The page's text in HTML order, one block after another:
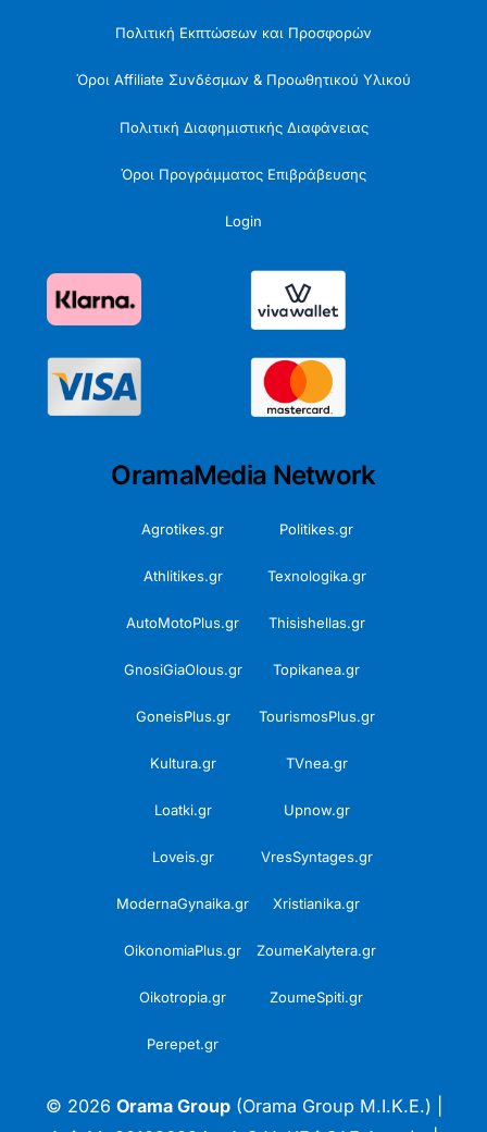
Πολιτική Εκπτώσεων και Προσφορών
Όροι Affiliate Συνδέσμων & Προωθητικού Υλικού
Πολιτική Διαφημιστικής Διαφάνειας
Όροι Προγράμματος Επιβράβευσης
Login
OramaMedia Network
Agrotikes.gr Politikes.gr
Athlitikes.gr Texnologika.gr
AutoMotoPlus.gr Thisishellas.gr
GnosiGiaOlous.gr Topikanea.gr
GoneisPlus.gr TourismosPlus.gr
Kultura.gr TVnea.gr
Loatki.gr Upnow.gr
Loveis.gr VresSyntages.gr
ModernaGynaika.gr Xristianika.gr
OikonomiaPlus.gr ZoumeKalytera.gr
Oikotropia.gr ZoumeSpiti.gr
Perepet.gr
© 2026 Orama Group(Orama Group Μ.Ι.Κ.Ε.) |